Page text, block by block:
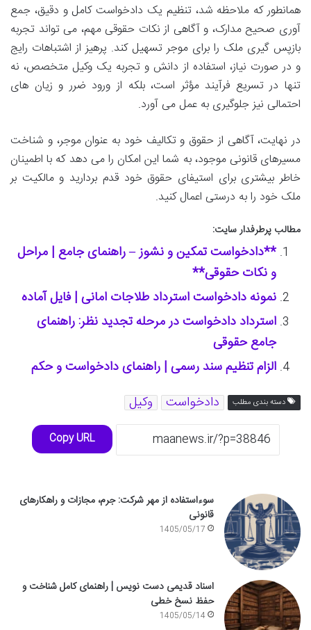
همانطور که ملاحظه شد، تنظیم یک دادخواست کامل و دقیق، جمع
آوری صحیح مدارک، و آگاهی از نکات حقوقی مهم، می تواند تجربه
بازپس گیری ملک را برای موجر تسهیل کند. پرهیز از اشتباهات رایج
و در صورت نیاز، استفاده از دانش و تجربه یک وکیل متخصص، نه
تنها در تسریع فرآیند مؤثر است، بلکه از ورود ضرر و زیان های
احتمالی نیز جلوگیری به عمل می آورد.
در نهایت، آگاهی از حقوق و تکالیف خود به عنوان موجر، و شناخت
مسیرهای قانونی موجود، به شما این امکان را می دهد که با اطمینان
خاطر بیشتری برای استیفای حقوق خود قدم بردارید و مالکیت بر
ملک خود را به درستی اعمال کنید.
مطالب پرطرفدار سایت:
**دادخواست تمکین و نشوز – راهنمای جامع | مراحل
و نکات حقوقی**
نمونه دادخواست استرداد طلاجات امانی | فایل آماده
استرداد دادخواست در مرحله تجدید نظر: راهنمای
جامع حقوقی
الزام تنظیم سند رسمی | راهنمای دادخواست و حکم
دسته بندی مطلب دادخواست وکیل
Copy URL
سوءاستفاده از مهر شرکت: جرم، مجازات و راهکارهای
قانونی
1405/05/17
اسناد قدیمی دست نویس | راهنمای کامل شناخت و
حفظ نسخ خطی
1405/05/14